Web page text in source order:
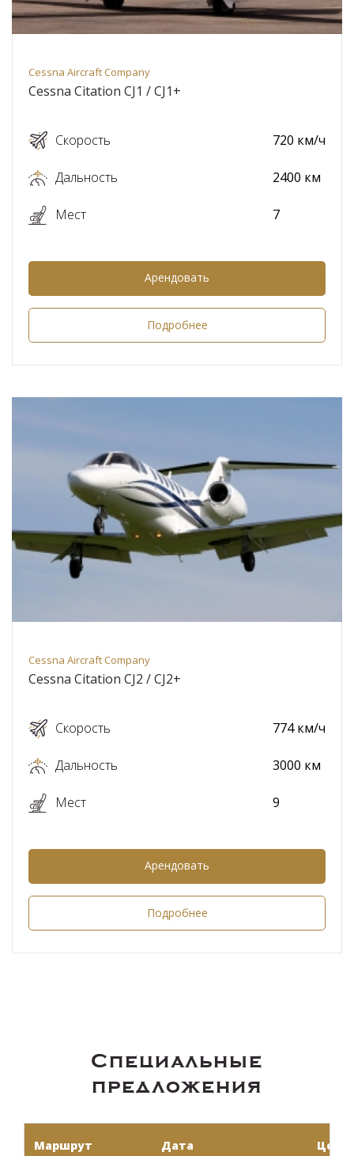
Cessna Aircraft Company
Cessna Citation CJ1 / CJ1+
Скорость
Дальность
Мест
720 км/ч
2400 км
7
Арендовать
Подробнее
Cessna Aircraft Company
Cessna Citation CJ2 / CJ2+
Скорость
Дальность
Мест
774 км/ч
3000 км
9
Арендовать
Подробнее
Специальные
предложения
Маршрут Дата Цена